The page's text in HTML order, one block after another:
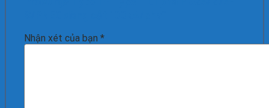
Nhận xét của bạn *